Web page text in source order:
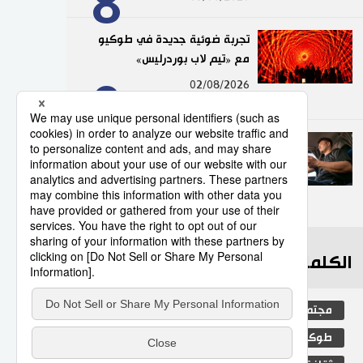
9
تجربة ضوئية جديدة في طوكيو
مع «تيم لاب بوردرليس»
02/08/2026
10
عدد قياسي لحوادث المرور
الناجمة عن استخدام الهواتف
الذكية في اليابان
10/07/2026
الكلمات الأكثر بحثا
مجتمع التعليم الياباني الجنس
طوكيو جيجي برس